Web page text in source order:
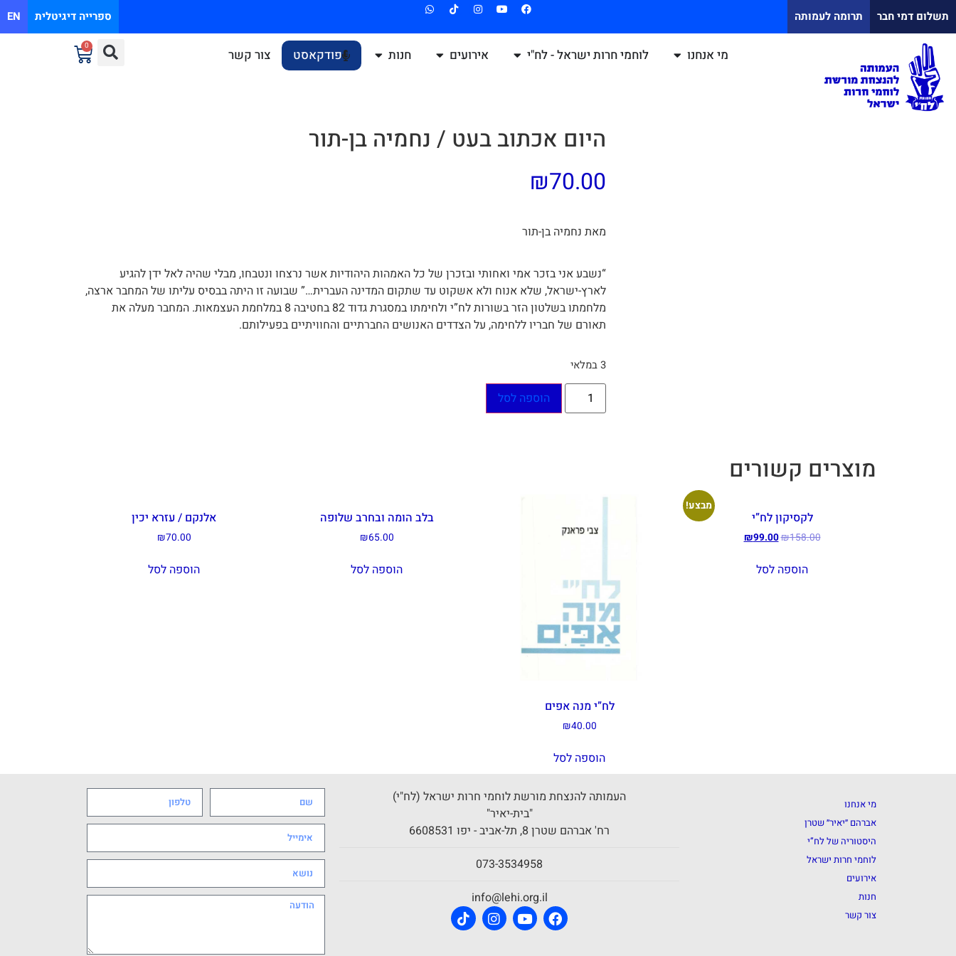
תשלום דמי חבר תרומה לעמותה EN ספרייה דיגיטלית
מי אנחנו לוחמי חרות ישראל - לח"י אירועים חנות פודקאסט צור קשר
0
היום אכתוב בעט / נחמיה בן-תור
₪70.00
מאת נחמיה בן-תור
“נשבע אני בזכר אמי ואחותי ובזכרן של כל האמהות היהודיות אשר נרצחו ונטבחו, מבלי שהיה לאל ידן להגיע
לארץ-ישראל, שלא אנוח ולא אשקוט עד שתקום המדינה העברית…” שבועה זו היתה בבסיס עליתו של המחבר ארצה,
מלחמתו בשלטון הזר בשורות לח”י ולחימתו במסגרת גדוד 82 בחטיבה 8 במלחמת העצמאות. המחבר מעלה את
תאורם של חבריו ללחימה, על הצדדים האנושים החברתיים והחוויתיים בפעילותם.
3 במלאי
הוספה לסל
מוצרים קשורים
מבצע!
לקסיקון לח”י
₪158.00
₪99.00
הוספה לסל
לח”י מנה אפים
₪40.00
הוספה לסל
בלב הומה ובחרב שלופה
₪65.00
הוספה לסל
אלנקם / עזרא יכין
₪70.00
הוספה לסל
מי אנחנו
אברהם ״יאיר״ שטרן
היסטוריה של לח”י
לוחמי חרות ישראל
אירועים
חנות
צור קשר
העמותה להנצחת מורשת לוחמי חרות ישראל (לח"י)
"בית-יאיר"
רח' אברהם שטרן 8, תל-אביב - יפו 6608531
073-3534958
info@lehi.org.il